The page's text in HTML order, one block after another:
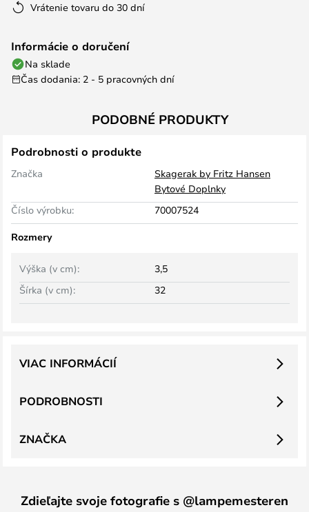
Vrátenie tovaru do 30 dní
Informácie o doručení
Na sklade
Čas dodania: 2 - 5 pracovných dní
PODOBNÉ PRODUKTY
Podrobnosti o produkte
Značka
Skagerak by Fritz Hansen
Bytové Doplnky
Číslo výrobku:
70007524
Rozmery
Šírka (v cm): 32
Výška (v cm): 3,5
PODROBNOSTI
VIAC INFORMÁCIÍ
ZNAČKA
Zdieľajte svoje fotografie s @lampemesteren